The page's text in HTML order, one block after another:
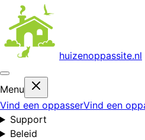
huizenoppassite.nl
Menu
Vind een oppasserVind een
Support
Beleid